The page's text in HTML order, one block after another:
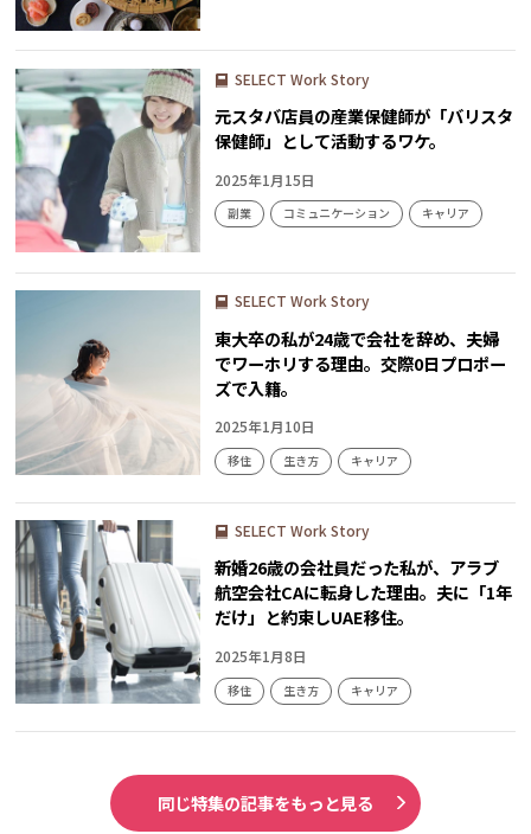
SELECT Work Story
元スタバ店員の産業保健師が「バリスタ
保健師」として活動するワケ。
2025年1月15日
副業 コミュニケーション キャリア
SELECT Work Story
東大卒の私が24歳で会社を辞め、夫婦
でワーホリする理由。交際0日プロポー
ズで入籍。
2025年1月10日
移住 生き方 キャリア
SELECT Work Story
新婚26歳の会社員だった私が、アラブ
航空会社CAに転身した理由。夫に「1年
だけ」と約束しUAE移住。
2025年1月8日
移住 生き方 キャリア
同じ特集の記事をもっと見る